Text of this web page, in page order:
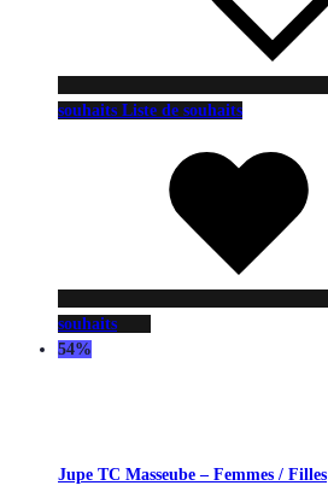
souhaits Liste de souhaits
souhaits
54%
Jupe TC Masseube – Femmes / Filles